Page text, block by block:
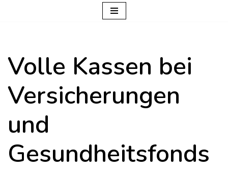
springen
Volle Kassen bei
Versicherungen
und
Gesundheitsfonds